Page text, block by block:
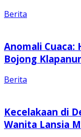
Berita
Anomali Cuaca:
Bojong
Berita
Kecelakaan di
Wanita Lansia